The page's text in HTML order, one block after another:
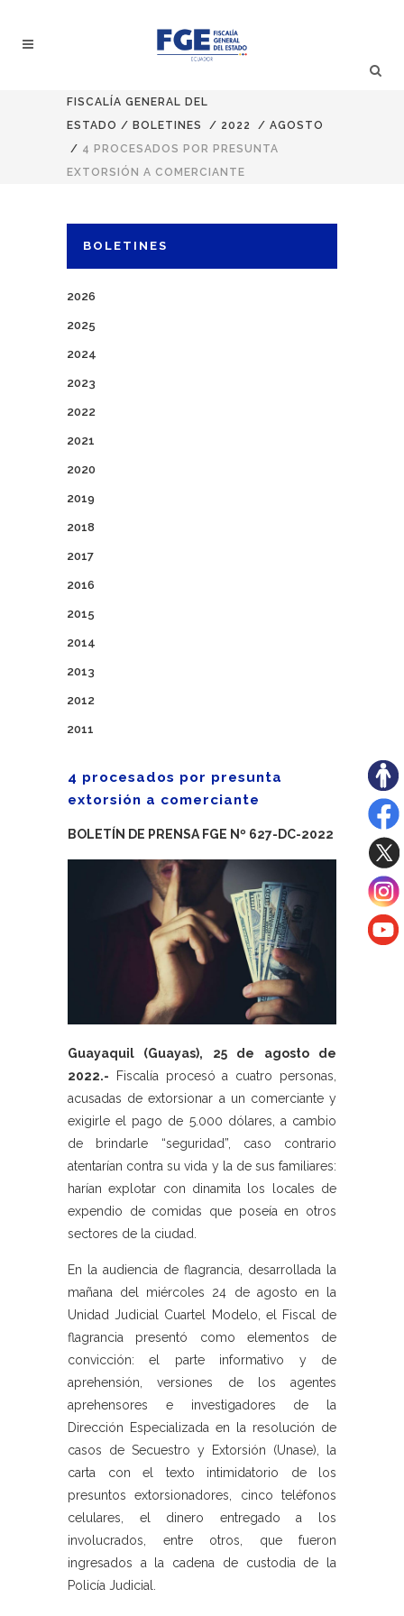
FISCALÍA GENERAL DEL
ESTADO / BOLETINES / 2022 / AGOSTO
/ 4 PROCESADOS POR PRESUNTA
EXTORSIÓN A COMERCIANTE
BOLETINES
2026
2025
2024
2023
2022
2021
2020
2019
2018
2017
2016
2015
2014
2013
2012
2011
4 procesados por presunta
extorsión a comerciante
BOLETÍN DE PRENSA FGE Nº 627-DC-2022
Guayaquil (Guayas), 25 de agosto de
2022.- Fiscalía procesó a cuatro personas,
acusadas de extorsionar a un comerciante y
exigirle el pago de 5.000 dólares, a cambio
de brindarle “seguridad”, caso contrario
atentarían contra su vida y la de sus familiares:
harían explotar con dinamita los locales de
expendio de comidas que poseía en otros
sectores de la ciudad.
En la audiencia de flagrancia, desarrollada la
mañana del miércoles 24 de agosto en la
Unidad Judicial Cuartel Modelo, el Fiscal de
flagrancia presentó como elementos de
convicción: el parte informativo y de
aprehensión, versiones de los agentes
aprehensores e investigadores de la
Dirección Especializada en la resolución de
casos de Secuestro y Extorsión (Unase), la
carta con el texto intimidatorio de los
presuntos extorsionadores, cinco teléfonos
celulares, el dinero entregado a los
involucrados, entre otros, que fueron
ingresados a la cadena de custodia de la
Policía Judicial.